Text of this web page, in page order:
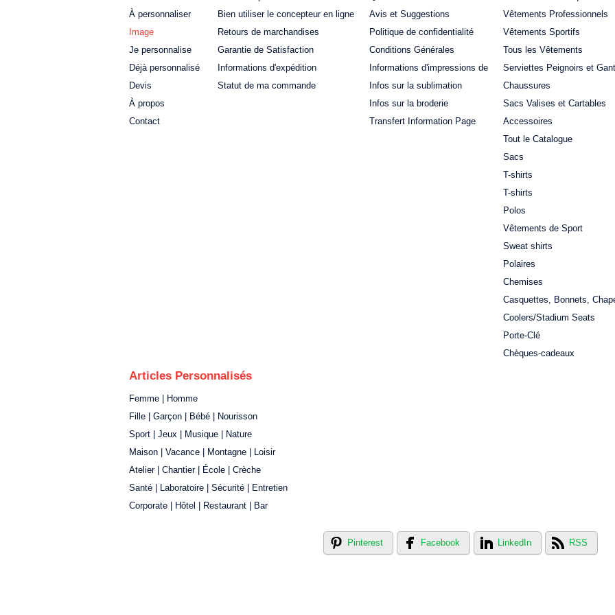
À personnaliser
Image
Je personnalise
Déjà personnalisé
Devis
À propos
Contact
Bien utiliser le concepteur en ligne
Retours de marchandises
Garantie de Satisfaction
Informations d'expédition
Statut de ma commande
Avis et Suggestions
Politique de confidentialité
Conditions Générales
Informations d'impressions de
Infos sur la sublimation
Infos sur la broderie
Transfert Information Page
Vêtements Professionnels
Vêtements Sportifs
Tous les Vêtements
Serviettes Peignoirs et
Chaussures
Sacs Valises et Cartables
Accessoires
Tout le Catalogue
Sacs
T-shirts
T-shirts
Polos
Vêtements de Sport
Sweat shirts
Polaires
Chemises
Casquettes, Bonnets,
Coolers/Stadium Seats
Porte-Clé
Chèques-cadeaux
Articles Personnalisés
Femme | Homme
Fille | Garçon | Bébé | Nourisson
Sport | Jeux | Musique | Nature
Maison | Vacance | Montagne | Loisir
Atelier | Chantier | École | Crèche
Santé | Laboratoire | Sécurité | Entretien
Corporate | Hôtel | Restaurant | Bar
Pinterest Facebook LinkedIn RSS